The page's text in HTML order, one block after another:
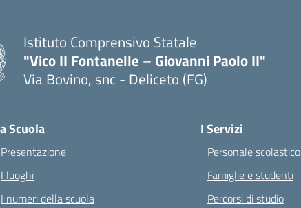
Istituto Comprensivo Statale
"Vico II Fontanelle – Giovanni Paolo II"
Via Bovino, snc - Deliceto (FG)
Scuola
Presentazione
I luoghi
I numeri della scuola
I Servizi
Personale scolastico
Famiglie e studenti
Percorsi di studio